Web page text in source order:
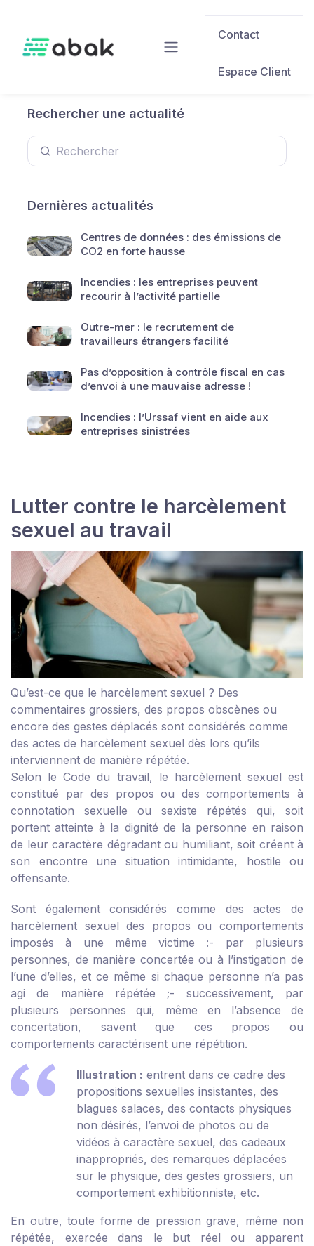
Contact
Espace Client
Rechercher une actualité
Dernières actualités
Centres de données : des émissions de
CO2 en forte hausse
Incendies : les entreprises peuvent
recourir à l’activité partielle
Outre-mer : le recrutement de
travailleurs étrangers facilité
Pas d’opposition à contrôle fiscal en cas
d’envoi à une mauvaise adresse !
Incendies : l’Urssaf vient en aide aux
entreprises sinistrées
Lutter contre le harcèlement
sexuel au travail
Qu’est-ce que le harcèlement sexuel ? Des
commentaires grossiers, des propos obscènes ou
encore des gestes déplacés sont considérés comme
des actes de harcèlement sexuel dès lors qu’ils
interviennent de manière répétée.
Selon le Code du travail, le harcèlement sexuel est
constitué par des propos ou des comportements à
connotation sexuelle ou sexiste répétés qui, soit
portent atteinte à la dignité de la personne en raison
de leur caractère dégradant ou humiliant, soit créent à
son encontre une situation intimidante, hostile ou
offensante.
Sont également considérés comme des actes de
harcèlement sexuel des propos ou comportements
imposés à une même victime :- par plusieurs
personnes, de manière concertée ou à l’instigation de
l’une d’elles, et ce même si chaque personne n’a pas
agi de manière répétée ;- successivement, par
plusieurs personnes qui, même en l’absence de
concertation, savent que ces propos ou
comportements caractérisent une répétition.
Illustration : entrent dans ce cadre des
propositions sexuelles insistantes, des
blagues salaces, des contacts physiques
non désirés, l’envoi de photos ou de
vidéos à caractère sexuel, des cadeaux
inappropriés, des remarques déplacées
sur le physique, des gestes grossiers, un
comportement exhibitionniste, etc.
En outre, toute forme de pression grave, même non
répétée, exercée dans le but réel ou apparent